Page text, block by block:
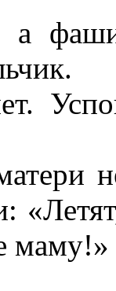
маму!»